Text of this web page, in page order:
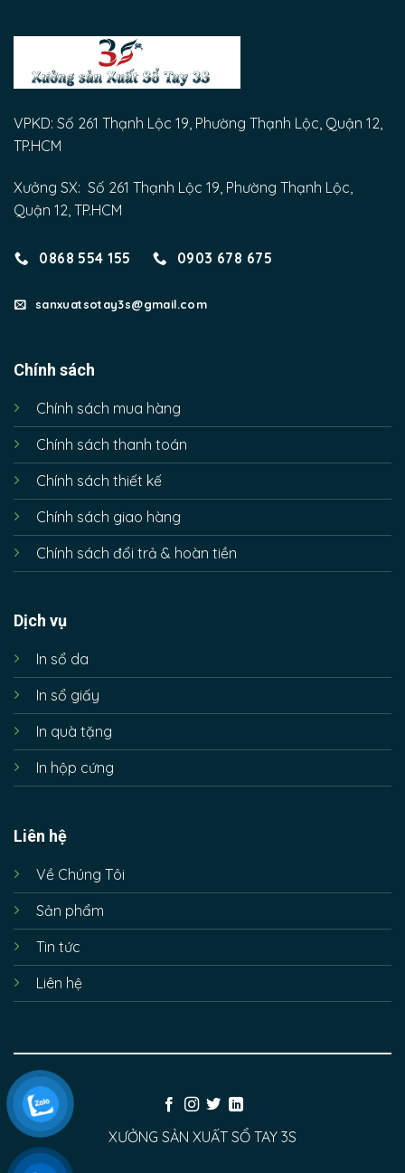
VPKD: Số 261 Thạnh Lộc 19, Phường Thạnh Lộc, Quận 12,
TP.HCM
Xưởng SX: Số 261 Thạnh Lộc 19, Phường Thạnh Lộc,
Quận 12, TP.HCM
0868 554 155 0903 678 675
sanxuatsotay3s@gmail.com
Chính sách
Chính sách mua hàng
Chính sách thanh toán
Chính sách thiết kế
Chính sách giao hàng
Chính sách đổi trả & hoàn tiền
Dịch vụ
In sổ da
In sổ giấy
In quà tặng
In hộp cứng
Liên hệ
Về Chúng Tôi
Sản phẩm
Tin tức
Liên hệ
XƯỞNG SẢN XUẤT SỔ TAY 3S